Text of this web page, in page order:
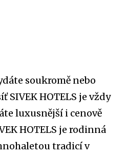
soukromě nebo
SIVEK HOTELS je vždy
luxusnější i cenově
HOTELS je rodinná
tradicí v